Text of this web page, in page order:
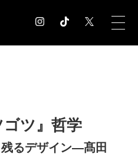
展覧会情報
美術館情報
ゴツ』哲学
るデザイン―髙田